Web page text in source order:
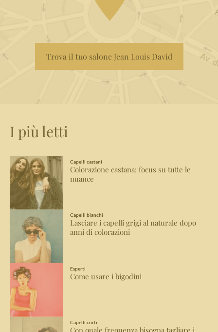
Trova il tuo salone Jean Louis David
I più letti
Capelli castani
Colorazione castana: focus su tutte le
nuance
Capelli bianchi
Lasciare i capelli grigi al naturale dopo
anni di colorazioni
Esperti
Come usare i bigodini
Capelli corti
Con quale frequenza bisogna tagliare i